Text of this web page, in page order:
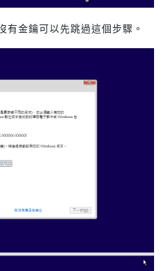
金鑰可以先跳過這個步驟。